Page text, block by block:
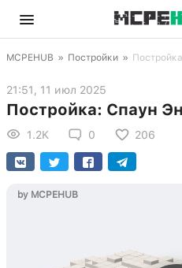
MCPEHUB » Постройки »
21:51, 11 июл 2025
Постройка: Спаун
1.2K 0 206
by MCPEHUB